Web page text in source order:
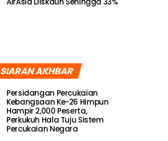
SIARAN AKHBAR
Persidangan Percukaian
Kebangsaan Ke-26 Himpun
Hampir 2,000 Peserta,
Perkukuh Hala Tuju Sistem
Percukaian Negara